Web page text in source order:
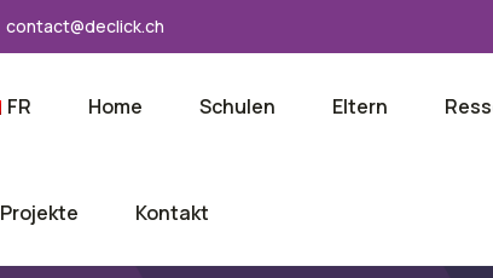
contact@declick.ch
FR Home Schulen Eltern
Projekte Kontakt